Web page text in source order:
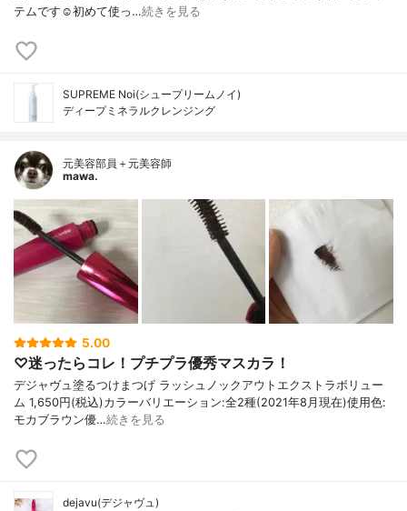
テムです☺️初めて使っ…続きを見る
SUPREME Noi(シュープリームノイ)
ディープミネラルクレンジング
元美容部員＋元美容師
mawa.
5.00
♡迷ったらコレ！プチプラ優秀マスカラ！
デジャヴュ塗るつけまつげ ラッシュノックアウトエクストラボリュー
ム 1,650円(税込)カラーバリエーション:全2種(2021年8月現在)使用色:
モカブラウン優…続きを見る
dejavu(デジャヴュ)